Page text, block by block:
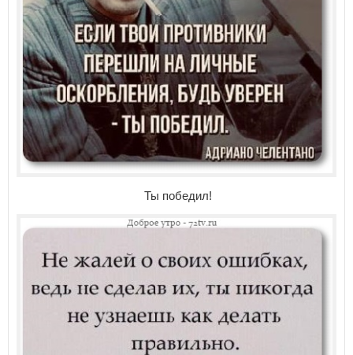
Ты победил!